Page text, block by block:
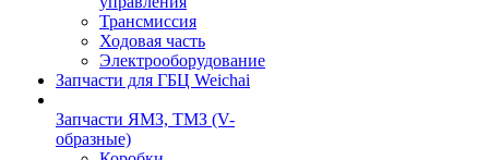
Трансмиссия
Ходовая часть
Электрооборудование
Запчасти для ГБЦ Weichai
Запчасти ЯМЗ, ТМЗ (V-
образные)